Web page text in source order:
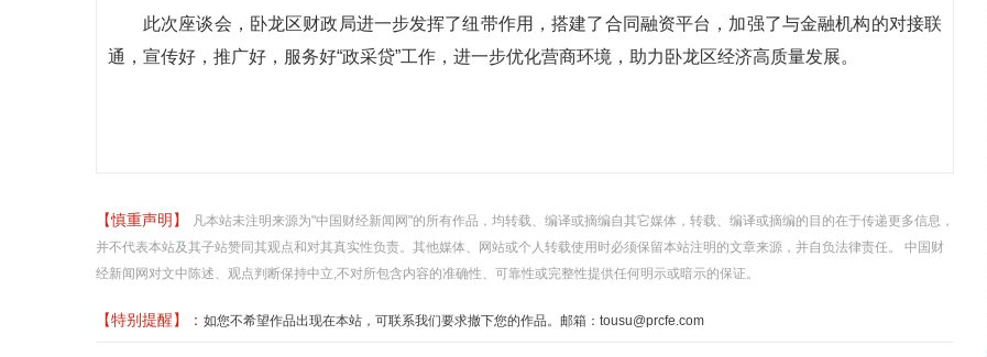
此次座谈会，卧龙区财政局进一步发挥了纽带作用，搭建了合同融资平台，加强了与金融机构的对接联
通，宣传好，推广好，服务好“政采贷”工作，进一步优化营商环境，助力卧龙区经济高质量发展。
【慎重声明】
凡本站未注明来源为"中国财经新闻网"的所有作品，均转载、编译或摘编自其它媒体，转载、编译或摘编的目的在于传递更多信息，
并不代表本站及其子站赞同其观点和对其真实性负责。其他媒体、网站或个人转载使用时必须保留本站注明的文章来源，并自负法律责任。 中国财
经新闻网对文中陈述、观点判断保持中立,不对所包含内容的准确性、可靠性或完整性提供任何明示或暗示的保证。
【特别提醒】： 如您不希望作品出现在本站，可联系我们要求撤下您的作品。邮箱：tousu@prcfe.com